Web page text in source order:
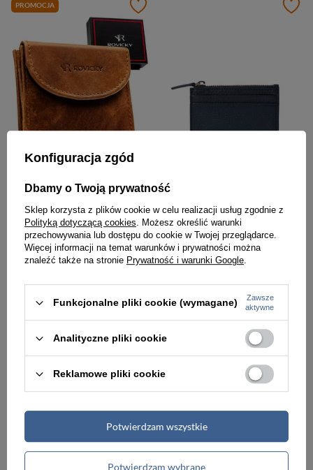
PROMOCJA
-6%
Mały i cienki, skórzany portfel męski w brązowym kolorze zamykany zatrzaskiem - Rovicky
47,00 zł
Najniższa cena:47,00 zł
49,99 zł 194,00 zł
Portfel skórzany unisex Delsey Le Cuir Grainé slim wallet na karty czarny Skórzany portfel męski ciemnobrązowy slim wallet - Betlewski 1010172-DARKBR
Konfiguracja zgód
Dbamy o Twoją prywatność
Sklep korzysta z plików cookie w celu realizacji usług zgodnie z
Polityką dotyczącą cookies. Możesz określić warunki
przechowywania lub dostępu do cookie w Twojej przeglądarce.
Więcej informacji na temat warunków i prywatności można
znaleźć także na stronie Prywatność i warunki Google.
Funkcjonalne pliki cookie (wymagane)
Zawsze
aktywne
Analityczne pliki cookie
Reklamowe pliki cookie
Potwierdzam wybrane
Potwierdzam wszystkie